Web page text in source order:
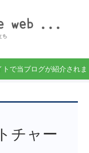
で当ブログが紹介されま
チャー